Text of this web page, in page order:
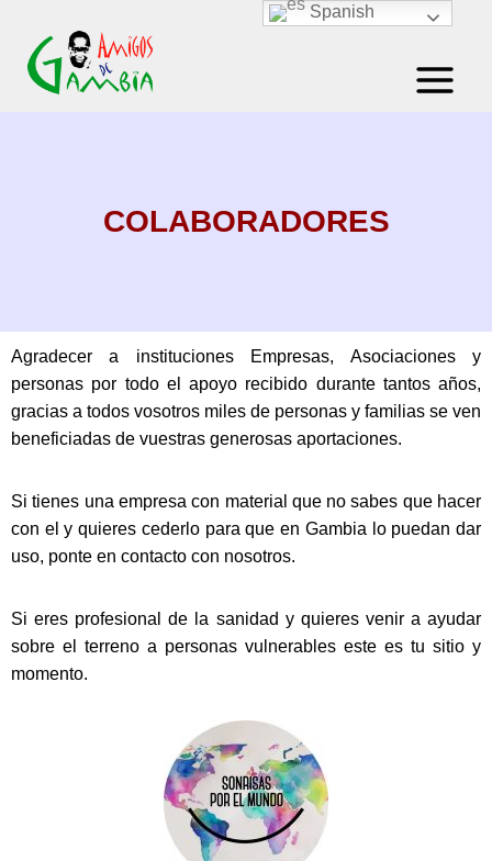
COLABORADORES
Agradecer a instituciones Empresas, Asociaciones y
personas por todo el apoyo recibido durante tantos años,
gracias a todos vosotros miles de personas y familias se ven
beneficiadas de vuestras generosas aportaciones.
Si tienes una empresa con material que no sabes que hacer
con el y quieres cederlo para que en Gambia lo puedan dar
uso, ponte en contacto con nosotros.
Si eres profesional de la sanidad y quieres venir a ayudar
sobre el terreno a personas vulnerables este es tu sitio y
momento.
Spanish